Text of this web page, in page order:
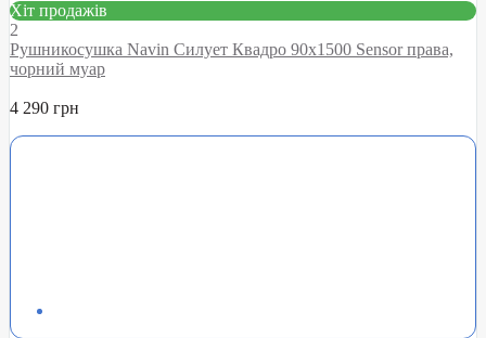
Хіт продажів
2
Рушникосушка Navin Силует Квадро 90х1500 Sensor права,
чорний муар
4 290 грн